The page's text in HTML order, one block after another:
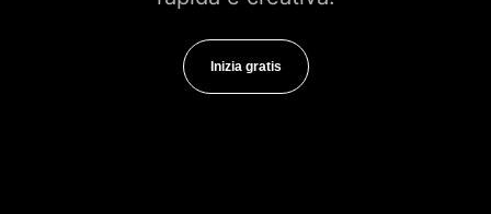
Inizia gratis